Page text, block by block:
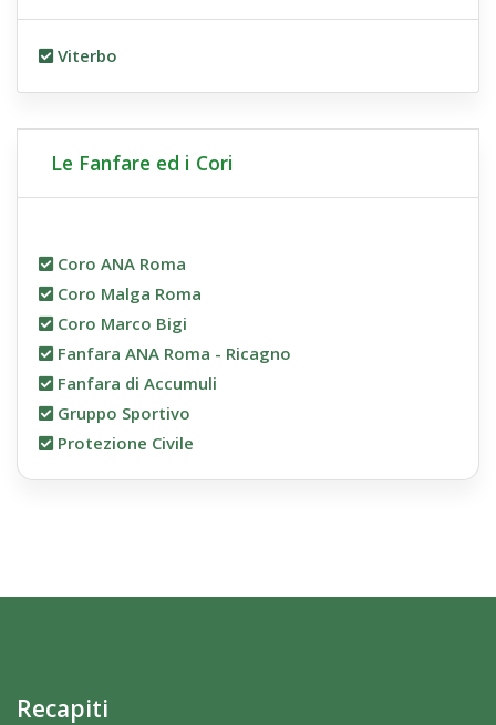
Viterbo
Le Fanfare ed i Cori
Coro ANA Roma
Coro Malga Roma
Coro Marco Bigi
Fanfara ANA Roma - Ricagno
Fanfara di Accumuli
Gruppo Sportivo
Protezione Civile
Recapiti